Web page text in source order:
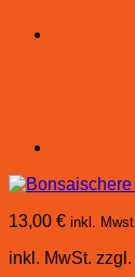
13,00 € inkl. Mwst.
inkl. MwSt. zzgl.